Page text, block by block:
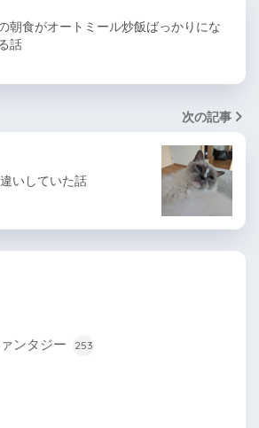
朝食がオートミール炒飯ばっかりにな
話
次の記事
いしていた話
ンタジー 253